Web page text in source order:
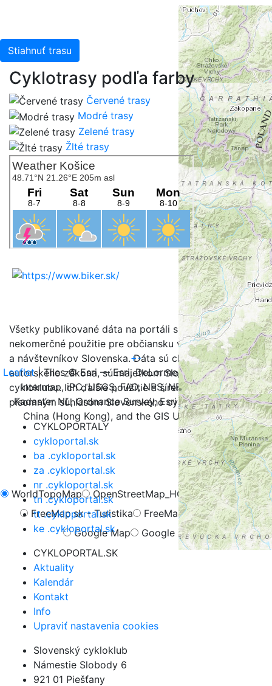
WorldTopoMap OpenStreetMap_HOT
OpenCycleMap
FreeMap.sk - Turistika
FreeMap.sk - Cyklistika
Google Map
Google Hybrid
+-
Leaflet| Tiles © Esri — Esri, DeLorme, NAVTEQ, TomTom,
Intermap, iPC, USGS, FAO, NPS, NRCAN, GeoBase,
Kadaster NL, Ordnance Survey, Esri Japan, METI, Esri
China (Hong Kong), and the GIS User Community
Stiahnuť trasu
Cyklotrasy podľa farby
Červené trasy
Modré trasy
Zelené trasy
Žlté trasy
Všetky publikované dáta na portáli sú určené na
nekomerčné použitie pre občiansku verejnosť, turistov
a návštevníkov Slovenska. Dáta sú chránené v zmysle
autorského zákona, sú majetkom Slovenského
cykloklubu. Ich ďalšie použitie a šírenie je možné iba s
písomným súhlasom Slovenského cykloklubu.
CYKLOPORTALY
cykloportal.sk
ba .cykloportal.sk
za .cykloportal.sk
nr .cykloportal.sk
tn .cykloportal.sk
tt .cykloportal.sk
ke .cykloportal.sk
CYKLOPORTAL.SK
Aktuality
Kalendár
Kontakt
Info
Upraviť nastavenia cookies
Slovenský cykloklub
Námestie Slobody 6
921 01 Piešťany